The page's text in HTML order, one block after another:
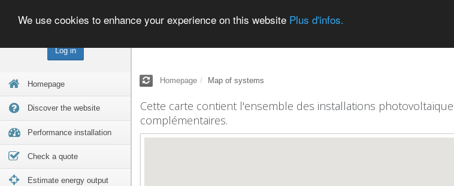
Log in
Homepage
Discover the website
Performance installation
Check a quote
Estimate energy output
We use cookies to enhance your experience on this website Plus d'infos.
Homepage Map of systems
Cette carte contient l'ensemble des installations
complémentaires.